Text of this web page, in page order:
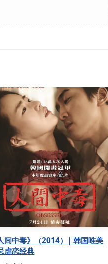
间中毒》（2014）| 韩国唯美
虐恋经典